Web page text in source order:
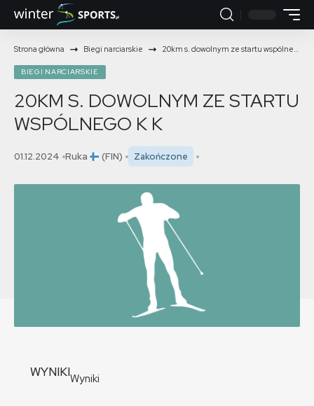
Strona główna Biegi narciarskie 20km s. dowolnym ze startu wspólnego K
BIEGI NARCIARSKIE
20KM S. DOWOLNYM ZE STARTU
WSPÓLNEGO K K
01.12.2024 Ruka (FIN) Zakończone
WYNIKIWyniki